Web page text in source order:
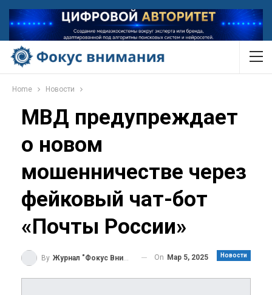
Home Новости
МВД предупреждает
о новом
мошенничестве через
фейковый чат-бот
«Почты России»
Новости
By Журнал "Фокус Внимания" On Мар 5, 2025